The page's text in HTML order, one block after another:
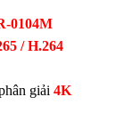
0104M
/ H.264
giải 4K